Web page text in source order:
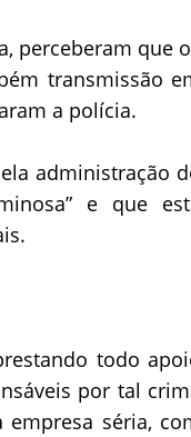
perceberam que
transmissão
a polícia.
administração
e que
todo
por tal
séria,